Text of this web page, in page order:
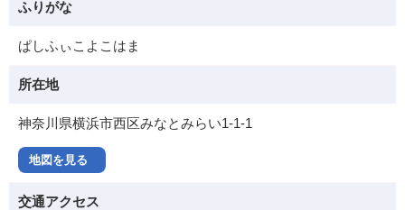
ふりがな
ぱしふぃこよこはま
所在地
神奈川県横浜市西区みなとみらい1-1-1
地図を見る
交通アクセス